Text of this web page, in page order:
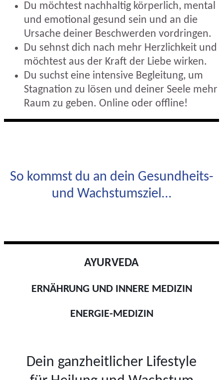
Du möchtest nachhaltig körperlich, mental
und emotional gesund sein und an die
Ursache deiner Beschwerden vordringen.
Du sehnst dich nach mehr Herzlichkeit und
möchtest aus der Kraft der Liebe wirken.
Du suchst eine intensive Begleitung, um
Stagnation zu lösen und deiner Seele mehr
Raum zu geben. Online oder offline!
So kommst du an dein Gesundheits-
und Wachstumsziel...
AYURVEDA
ERNÄHRUNG UND INNERE MEDIZIN
ENERGIE-MEDIZIN
Dein ganzheitlicher Lifestyle